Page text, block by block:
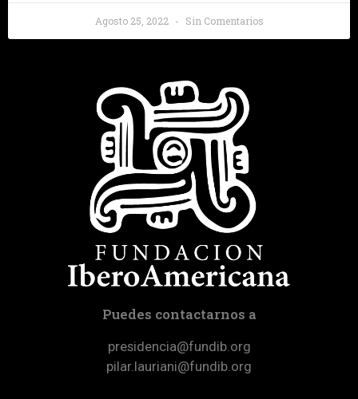
Agosto 25, 2022 Sin Comentarios
Puedes contactarnos a
presidencia@fundib.org
pilar.lauriani@fundib.org